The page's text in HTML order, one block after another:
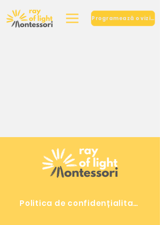
Programează o vizită
Politica de confidențialitate